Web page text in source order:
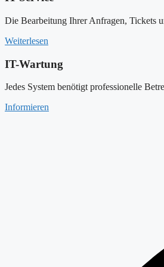
Die Bearbeitung Ihrer Anfragen, Tickets
Weiterlesen
IT-Wartung
Jedes System benötigt professionelle
Informieren